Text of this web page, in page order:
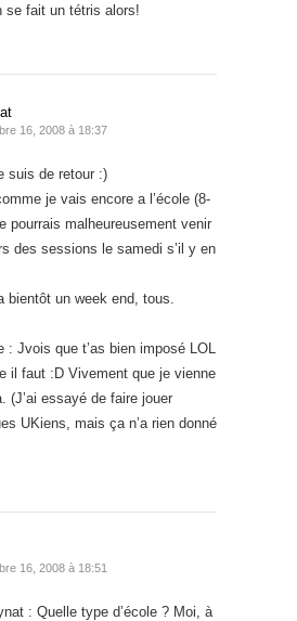
se fait un tétris alors!
16, 2008 à 18:37
suis de retour :)
je vais encore a l’école (8-
pourrais malheureusement venir
des sessions le samedi s’il y en
bientôt un week end, tous.
: Jvois que t’as bien imposé LOL
il faut :D Vivement que je vienne
(J’ai essayé de faire jouer
UKiens, mais ça n’a rien donné
16, 2008 à 18:51
: Quelle type d’école ? Moi, à